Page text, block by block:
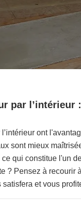
par
ont
sont mieux
qui constitue l'un
? Pensez à
et vous